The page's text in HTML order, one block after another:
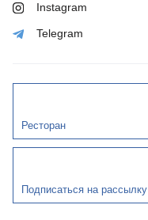
Instagram
Telegram
Ресторан
Подписаться на рассылку